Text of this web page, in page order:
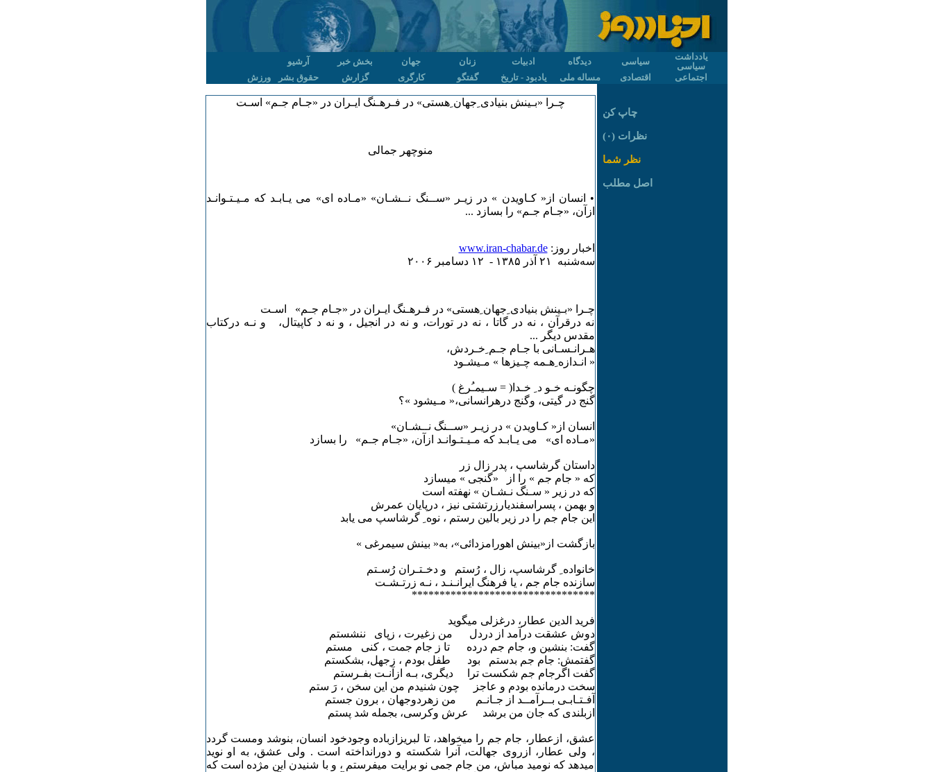
یادداشت
سیاسی
سیاسی دیدگاه ادبیات زنان جهان بخش خبر
آرشیو
اجتماعی
اقتصادی مساله ملی یادبود - تاریخ گفتگو کارگری گزارش حقوق بشر ورزش
چـرا «بـینش بنیادی ِجهان ِهستی» در فـرهـنگ ایـران در «جـام جـم» اسـت
منوچهر جمالی
• انسان از« کـاویدن » در زیـر «ســنگ نــشـان» «مـاده ای» می یـابـد که مـیـتـوانـد
ازآن، «جـام جـم» را بسازد ...
اخبار روز:www.iran-chabar.de
سه‌شنبه ۲۱ آذر ۱٣٨۵ - ۱۲ دسامبر ۲۰۰۶
چـرا «بـینش بنیادی ِجهان ِهستی» در فـرهـنگ ایـران در «جـام جـم» اسـت
نه درقرآن ، نه در گاتا ، نه در تورات، و نه در انجیل ، و نه د کاپیتال، و نـه درکتاب
مقدس دیگر ...
هـرانـسـانی با جـام جـم ِخـردش،
« انـدازه ِهـمه چـیزها » مـیشـود
چگونـه خـو د ِ خـدا( = سـیمـُرغ )
گنج در گیتی، وگنج درهرانسانی،« مـیشود »؟
انسان از« کـاویدن » در زیـر «ســنگ نــشـان»
«مـاده ای» می یـابـد که مـیـتـوانـد ازآن، «جـام جـم» را بسازد
داستان گرشاسپ ، پدر زال زر
که « جام جم » را از «گنجی » میسازد
که در زیر « سـنگ نـشـان » نهفته است
و بهمن ، پسراسفندیارزرتشتی نیز ، درپایان عمرش
این جام جم را در زیر بالین رستم ، نوه ِ گرشاسپ می یابد
بازگشت از«بینش اهورامزدائی»، به« بینش سیمرغی »
خانواده ِ گرشاسپ، زال ، رُستم و دخـتـران رُسـتم
سازنده جام جم ، یا فرهنگ ایرانـنـد ، نـه زرتـشـت
*********************************
فرید الدین عطار، درغزلی میگوید
دوش عشقت درآمد از دردل من زغیرت ، زپای ننشستم
گفت: بنشین و، جام جم درده تا ز جام جمت ، کنی مستم
گفتمش: جام جم بدستم بود طفل بودم ، زجهل، بشکستم
گفت اگرجام جم شکست ترا دیگری، بـه ازآنـت بفـرستم
سخت درمانده بودم و عاجز چون شنیدم من این سخن ، رَ ستم
آفـتـابـی بــرآمــد از جـانـم من زهردوجهان ، برون جستم
ازبلندی که جان من برشد عرش وکرسی، بجمله شد پستم
عشق، ازعطار، جام جم را میخواهد، تا لبریزازباده وجودخود انسان، بنوشد ومست گردد
، ولی عطار، ازروی جهالت، آنرا شکسته و دورانداخته است . ولی عشق، به او نوید
میدهد که نومید مباش، من جام جمی نو برایت میفرستم ، و با شنیدن این مژده است که
چاپ کن
نظرات (۰)
نظر شما
اصل مطلب